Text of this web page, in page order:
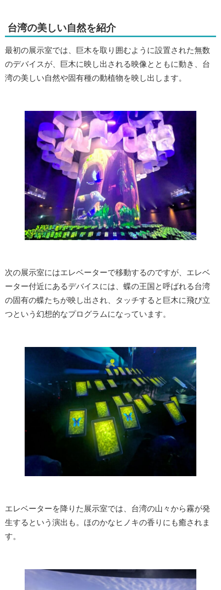
台湾の美しい自然を紹介
最初の展示室では、巨木を取り囲むように設置された無数
のデバイスが、巨木に映し出される映像とともに動き、台
湾の美しい自然や固有種の動植物を映し出します。
次の展示室にはエレベーターで移動するのですが、エレベ
ーター付近にあるデバイスには、蝶の王国と呼ばれる台湾
の固有の蝶たちが映し出され、タッチすると巨木に飛び立
つという幻想的なプログラムになっています。
エレベーターを降りた展示室では、台湾の山々から霧が発
生するという演出も。ほのかなヒノキの香りにも癒されま
す。